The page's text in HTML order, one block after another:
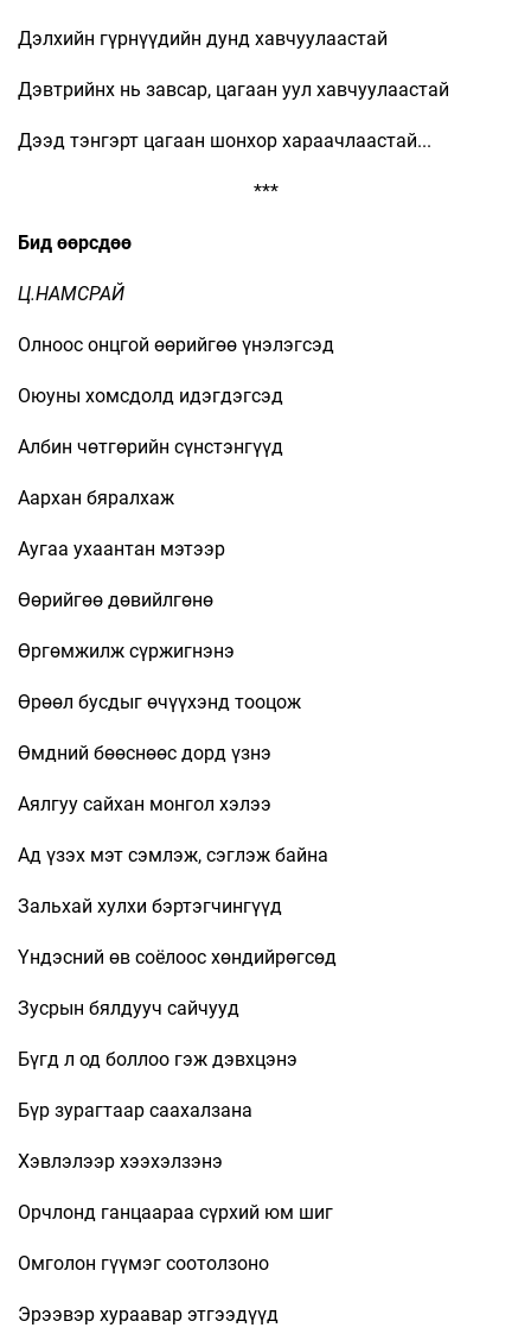
Дэлхийн гүрнүүдийн дунд хавчуулаастай
Дэвтрийнх нь завсар, цагаан уул хавчуулаастай
Дээд тэнгэрт цагаан шонхор хараачлаастай...
***
Бид өөрсдөө
Ц.НАМСРАЙ
Олноос онцгой өөрийгөө үнэлэгсэд
Оюуны хомсдолд идэгдэгсэд
Албин чөтгөрийн сүнстэнгүүд
Аархан бяралхаж
Аугаа ухаантан мэтээр
Өөрийгөө дөвийлгөнө
Өргөмжилж сүржигнэнэ
Өрөөл бусдыг өчүүхэнд тооцож
Өмдний бөөснөөс дорд үзнэ
Аялгуу сайхан монгол хэлээ
Ад үзэх мэт сэмлэж, сэглэж байна
Зальхай хулхи бэртэгчингүүд
Үндэсний өв соёлоос хөндийрөгсөд
Зусрын бялдууч сайчууд
Бүгд л од боллоо гэж дэвхцэнэ
Бүр зурагтаар саахалзана
Хэвлэлээр хээхэлзэнэ
Орчлонд ганцаараа сүрхий юм шиг
Омголон гүүмэг соотолзоно
Эрээвэр хураавар этгээдүүд